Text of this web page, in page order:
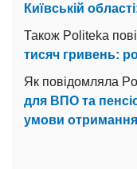
Київській
Також Politeka
тисяч гривень:
Як повідомляла
для ВПО та
умови